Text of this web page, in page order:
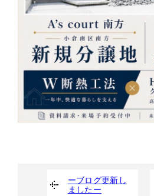
ーブログ更新し
ましたー